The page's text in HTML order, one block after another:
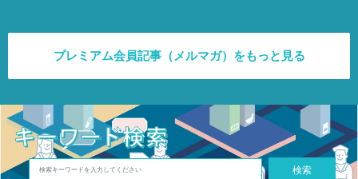
プレミアム会員記事（メルマガ）をもっと見る
検索